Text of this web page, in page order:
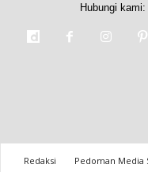
Hubungi kami:
Redaksi Pedoman Media